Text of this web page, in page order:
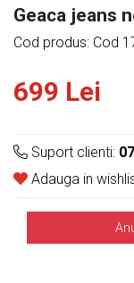
Geaca jeans
Cod produs: Cod
699 Lei
Suport clienti:
Adauga in